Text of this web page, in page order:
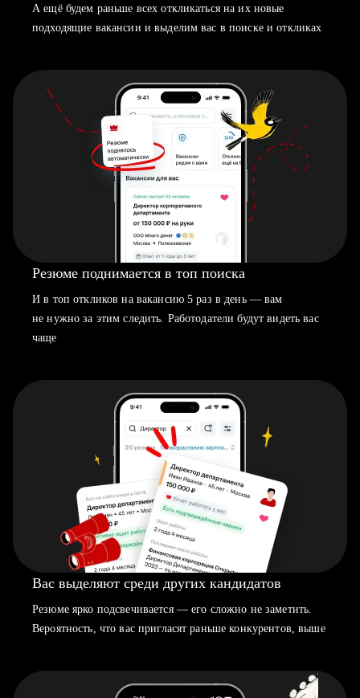
А ещё будем раньше всех откликаться на их новые
подходящие вакансии и выделим вас в поиске и откликах
Резюме поднимается в топ поиска
И в топ откликов на вакансию 5 раз в день — вам
не нужно за этим следить. Работодатели будут видеть вас
чаще
Вас выделяют среди других кандидатов
Резюме ярко подсвечивается — его сложно не заметить.
Вероятность, что вас пригласят раньше конкурентов, выше